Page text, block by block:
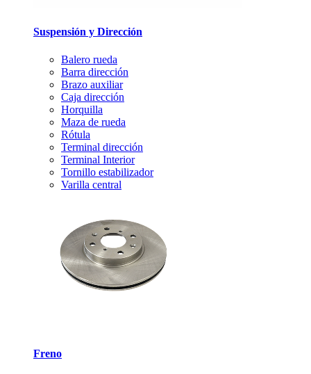
Suspensión y Dirección
Balero rueda
Barra dirección
Brazo auxiliar
Caja dirección
Horquilla
Maza de rueda
Rótula
Terminal dirección
Terminal Interior
Tornillo estabilizador
Varilla central
Freno